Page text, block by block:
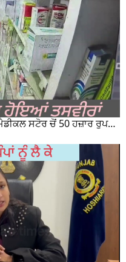
ਗੜ੍ਹਦੀਵਾਲਾ 'ਚ ਦਿਨ ਦਿਹਾੜੇ ਨੌਜਵਾਨ ਮੈਡੀਕਲ ਸਟੋਰ ਚੋਂ 50 ਹਜ਼ਾਰ ਰੁਪਏ ਦੀ ਨਕਦੀ ਚੋਰੀ ਕਰਕੇ ਹੋਇਆ ਰਫੂਚੱਕਰ